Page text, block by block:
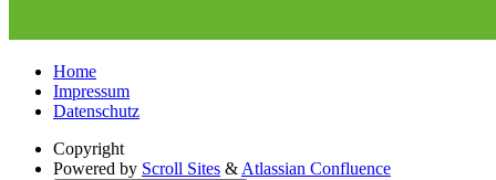
Home
Impressum
Datenschutz
Copyright
Powered by Scroll Sites & Atlassian Confluence